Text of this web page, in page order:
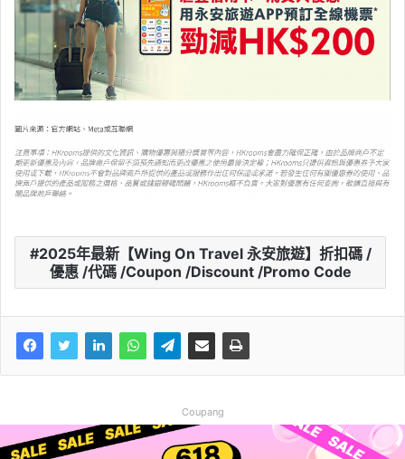
2025年最新【Wing On Travel 永安旅遊】折扣碼 /
優惠 /代碼 /Coupon /Discount /Promo Code
Coupang